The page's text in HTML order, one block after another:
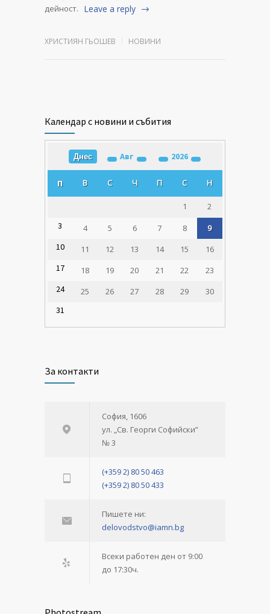
дейност.
Leave a reply
ХРИСТИЯН ГЬОШЕВ НОВИНИ
Календар с новини и събития
Днес Авг 2026
П В С Ч П С Н
1
2
3
4 5 6 7 8
9
10
11 12 13 14 15
16
17
18 19 20 21 22
23
24
25 26 27 28 29
30
31
За контакти
София, 1606
ул. „Св. Георги Софийски”
№ 3
(+359 2) 80 50 463
(+359 2) 80 50 433
Пишете ни:
delovodstvo@iamn.bg
Всеки работен ден от 9:00
до 17:30ч.